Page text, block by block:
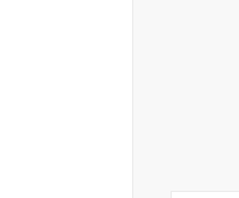
한편, 카밀
말이다. 죽